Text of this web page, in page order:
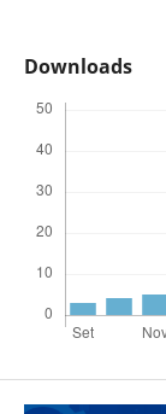
Downloads